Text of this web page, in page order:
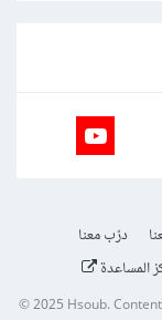
درّب معنا
المساعدة
© 2025Hsoub.